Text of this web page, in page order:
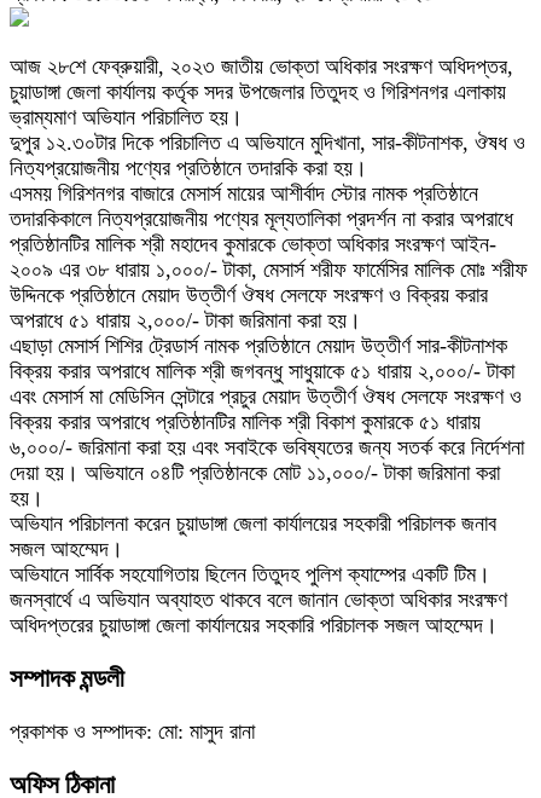
আজ ২৮শে ফেব্রুয়ারী, ২০২৩ জাতীয় ভোক্তা অধিকার সংরক্ষণ অধিদপ্তর,
চুয়াডাঙ্গা জেলা কার্যালয় কর্তৃক সদর উপজেলার তিতুদহ ও গিরিশনগর এলাকায়
ভ্রাম্যমাণ অভিযান পরিচালিত হয়।
দুপুর ১২.৩০টার দিকে পরিচালিত এ অভিযানে মুদিখানা, সার-কীটনাশক, ঔষধ ও
নিত্যপ্রয়োজনীয় পণ্যের প্রতিষ্ঠানে তদারকি করা হয়।
এসময় গিরিশনগর বাজারে মেসার্স মায়ের আশীর্বাদ স্টোর নামক প্রতিষ্ঠানে
তদারকিকালে নিত্যপ্রয়োজনীয় পণ্যের মূল্যতালিকা প্রদর্শন না করার অপরাধে
প্রতিষ্ঠানটির মালিক শ্রী মহাদেব কুমারকে ভোক্তা অধিকার সংরক্ষণ আইন-
২০০৯ এর ৩৮ ধারায় ১,০০০/- টাকা, মেসার্স শরীফ ফার্মেসির মালিক মোঃ শরীফ
উদ্দিনকে প্রতিষ্ঠানে মেয়াদ উত্তীর্ণ ঔষধ সেলফে সংরক্ষণ ও বিক্রয় করার
অপরাধে ৫১ ধারায় ২,০০০/- টাকা জরিমানা করা হয়।
এছাড়া মেসার্স শিশির ট্রেডার্স নামক প্রতিষ্ঠানে মেয়াদ উত্তীর্ণ সার-কীটনাশক
বিক্রয় করার অপরাধে মালিক শ্রী জগবন্ধু সাধুয়াকে ৫১ ধারায় ২,০০০/- টাকা
এবং মেসার্স মা মেডিসিন সেন্টারে প্রচুর মেয়াদ উত্তীর্ণ ঔষধ সেলফে সংরক্ষণ ও
বিক্রয় করার অপরাধে প্রতিষ্ঠানটির মালিক শ্রী বিকাশ কুমারকে ৫১ ধারায়
৬,০০০/- জরিমানা করা হয় এবং সবাইকে ভবিষ্যতের জন্য সতর্ক করে নির্দেশনা
দেয়া হয়। অভিযানে ০৪টি প্রতিষ্ঠানকে মোট ১১,০০০/- টাকা জরিমানা করা
হয়।
অভিযান পরিচালনা করেন চুয়াডাঙ্গা জেলা কার্যালয়ের সহকারী পরিচালক জনাব
সজল আহম্মেদ।
অভিযানে সার্বিক সহযোগিতায় ছিলেন তিতুদহ পুলিশ ক্যাম্পের একটি টিম।
জনস্বার্থে এ অভিযান অব্যাহত থাকবে বলে জানান ভোক্তা অধিকার সংরক্ষণ
অধিদপ্তরের চুয়াডাঙ্গা জেলা কার্যালয়ের সহকারি পরিচালক সজল আহম্মেদ।
সম্পাদক মন্ডলী
প্রকাশক ও সম্পাদক: মো: মাসুদ রানা
অফিস ঠিকানা